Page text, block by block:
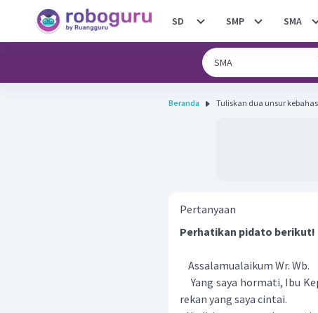
SD SMP SMA
Beranda Tuliskan dua unsur
Pertanyaan
Perhatikan pidato berikut!
Assalamualaikum Wr. Wb.
Yang saya hormati, Ibu
rekan yang saya cintai.